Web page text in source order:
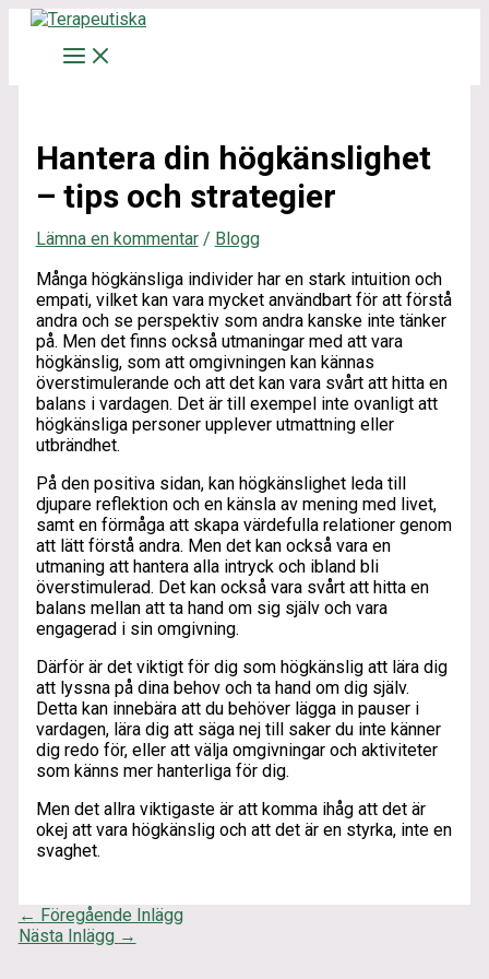
Hoppa
innehåll
Hantera din högkänslighet
– tips och strategier
Lämna en kommentar / Blogg
Många högkänsliga individer har en stark intuition och
empati, vilket kan vara mycket användbart för att förstå
andra och se perspektiv som andra kanske inte tänker
på. Men det finns också utmaningar med att vara
högkänslig, som att omgivningen kan kännas
överstimulerande och att det kan vara svårt att hitta en
balans i vardagen. Det är till exempel inte ovanligt att
högkänsliga personer upplever utmattning eller
utbrändhet.
På den positiva sidan, kan högkänslighet leda till
djupare reflektion och en känsla av mening med livet,
samt en förmåga att skapa värdefulla relationer genom
att lätt förstå andra. Men det kan också vara en
utmaning att hantera alla intryck och ibland bli
överstimulerad. Det kan också vara svårt att hitta en
balans mellan att ta hand om sig själv och vara
engagerad i sin omgivning.
Därför är det viktigt för dig som högkänslig att lära dig
att lyssna på dina behov och ta hand om dig själv.
Detta kan innebära att du behöver lägga in pauser i
vardagen, lära dig att säga nej till saker du inte känner
dig redo för, eller att välja omgivningar och aktiviteter
som känns mer hanterliga för dig.
Men det allra viktigaste är att komma ihåg att det är
okej att vara högkänslig och att det är en styrka, inte en
svaghet.
← Föregående Inlägg
Nästa Inlägg →
Skriv
här..
Namn*
E-
post*
Webbplats